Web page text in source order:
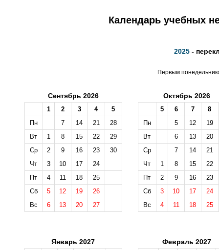
Календарь учебных
2025 -
Первым
Сентябрь 2026
1 2 3 4
5
Пн
7 14 21
28
Вт
1 8 15 22
29
Ср
2 9 16 23
30
Чт
3 10 17
24
Пт
4 11 18
25
Сб
5 12 19
26
Вс
6 13 20 27
Октябрь 2026
5 6 7
8
Пн
5 12
19
Вт
6 13
20
Ср
7 14
21
Чт
1 8 15
22
Пт
2 9 16
23
Сб
3 10 17
24
Вс
4 11 18 25
Январь 2027 Февраль 2027